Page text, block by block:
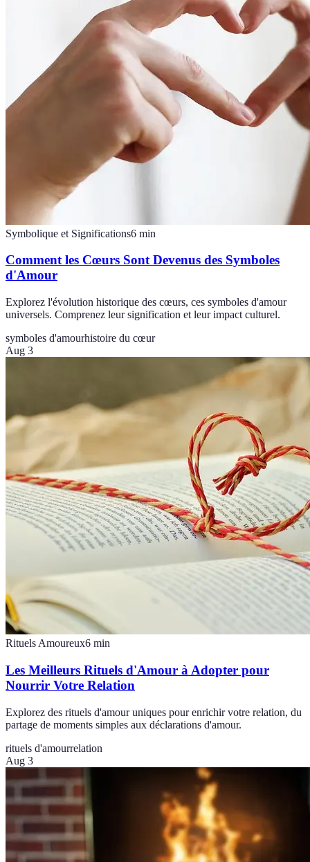
Symbolique et Significations6 min
Comment les Cœurs Sont Devenus des Symboles
d'Amour
Explorez l'évolution historique des cœurs, ces symboles d'amour
universels. Comprenez leur signification et leur impact culturel.
symboles d'amourhistoire du cœur
Aug 3
Rituels Amoureux6 min
Les Meilleurs Rituels d'Amour à Adopter pour
Nourrir Votre Relation
Explorez des rituels d'amour uniques pour enrichir votre relation, du
partage de moments simples aux déclarations d'amour.
rituels d'amourrelation
Aug 3